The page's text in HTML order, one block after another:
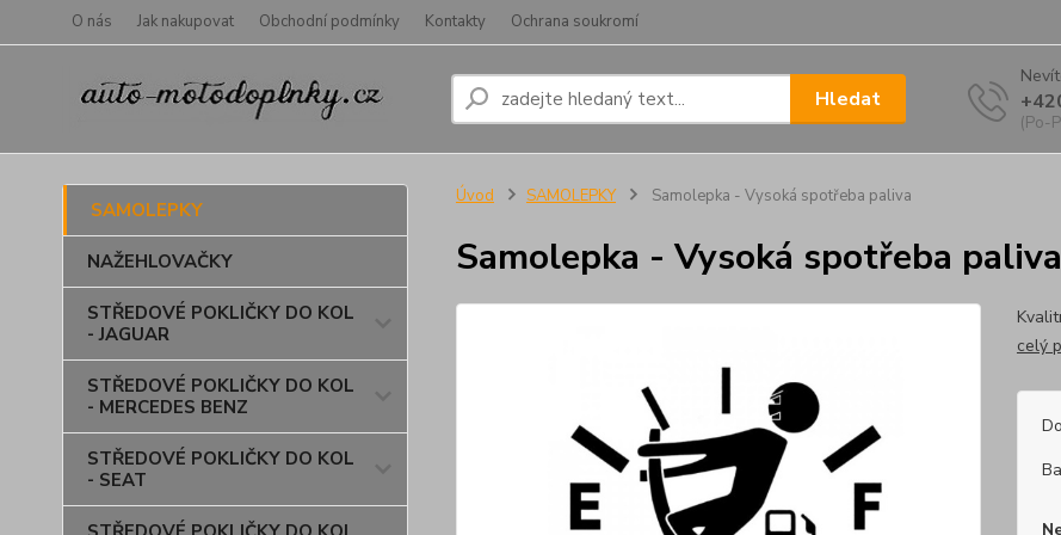
O nás Jak nakupovat Obchodní podmínky Kontakty Ochrana soukromí
Hledat
(Po-
SAMOLEPKY
NAŽEHLOVAČKY
STŘEDOVÉ POKLIČKY DO KOL
- JAGUAR
STŘEDOVÉ POKLIČKY DO KOL
- MERCEDES BENZ
STŘEDOVÉ POKLIČKY DO KOL
- SEAT
Úvod SAMOLEPKY Samolepka - Vysoká spotřeba paliva
Samolepka - Vysoká spotřeba paliva
celý